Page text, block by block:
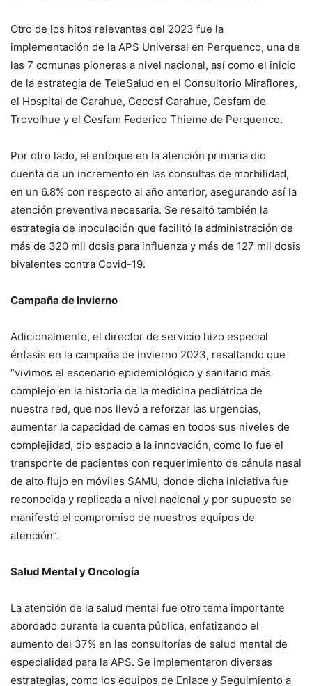
Otro de los hitos relevantes del 2023 fue la
implementación de la APS Universal en Perquenco, una de
las 7 comunas pioneras a nivel nacional, así como el inicio
de la estrategia de TeleSalud en el Consultorio Miraflores,
el Hospital de Carahue, Cecosf Carahue, Cesfam de
Trovolhue y el Cesfam Federico Thieme de Perquenco.
Por otro lado, el enfoque en la atención primaria dio
cuenta de un incremento en las consultas de morbilidad,
en un 6.8% con respecto al año anterior, asegurando así la
atención preventiva necesaria. Se resaltó también la
estrategia de inoculación que facilitó la administración de
más de 320 mil dosis para influenza y más de 127 mil dosis
bivalentes contra Covid-19.
Campaña de Invierno
Adicionalmente, el director de servicio hizo especial
énfasis en la campaña de invierno 2023, resaltando que
“vivimos el escenario epidemiológico y sanitario más
complejo en la historia de la medicina pediátrica de
nuestra red, que nos llevó a reforzar las urgencias,
aumentar la capacidad de camas en todos sus niveles de
complejidad, dio espacio a la innovación, como lo fue el
transporte de pacientes con requerimiento de cánula nasal
de alto flujo en móviles SAMU, donde dicha iniciativa fue
reconocida y replicada a nivel nacional y por supuesto se
manifestó el compromiso de nuestros equipos de
atención”.
Salud Mental y Oncología
La atención de la salud mental fue otro tema importante
abordado durante la cuenta pública, enfatizando el
aumento del 37% en las consultorías de salud mental de
especialidad para la APS. Se implementaron diversas
estrategias, como los equipos de Enlace y Seguimiento a